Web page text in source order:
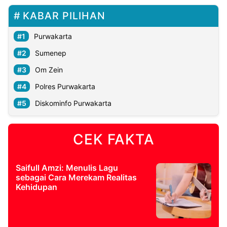
KABAR PILIHAN
Purwakarta
Sumenep
Om Zein
Polres Purwakarta
Diskominfo Purwakarta
CEK FAKTA
Saifull Amzi: Menulis Lagu
sebagai Cara Merekam Realitas
Kehidupan